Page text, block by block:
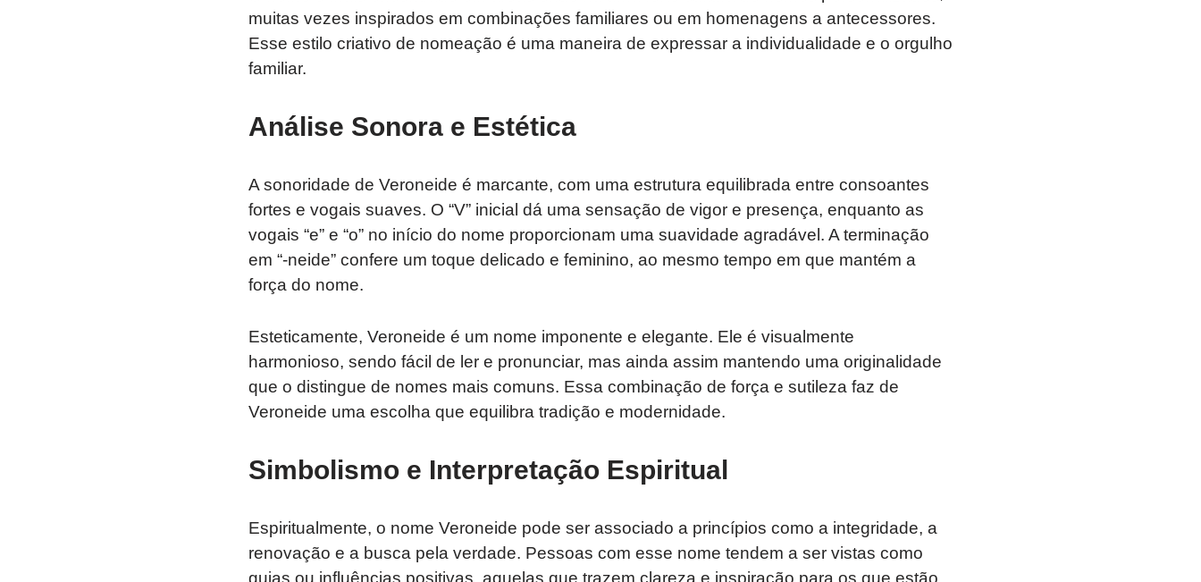
muitas vezes inspirados em combinações familiares ou em homenagens a antecessores.
Esse estilo criativo de nomeação é uma maneira de expressar a individualidade e o orgulho
familiar.
Análise Sonora e Estética
A sonoridade de Veroneide é marcante, com uma estrutura equilibrada entre consoantes
fortes e vogais suaves. O “V” inicial dá uma sensação de vigor e presença, enquanto as
vogais “e” e “o” no início do nome proporcionam uma suavidade agradável. A terminação
em “-neide” confere um toque delicado e feminino, ao mesmo tempo em que mantém a
força do nome.
Esteticamente, Veroneide é um nome imponente e elegante. Ele é visualmente
harmonioso, sendo fácil de ler e pronunciar, mas ainda assim mantendo uma originalidade
que o distingue de nomes mais comuns. Essa combinação de força e sutileza faz de
Veroneide uma escolha que equilibra tradição e modernidade.
Simbolismo e Interpretação Espiritual
Espiritualmente, o nome Veroneide pode ser associado a princípios como a integridade, a
renovação e a busca pela verdade. Pessoas com esse nome tendem a ser vistas como
guias ou influências positivas, aquelas que trazem clareza e inspiração para os que estão